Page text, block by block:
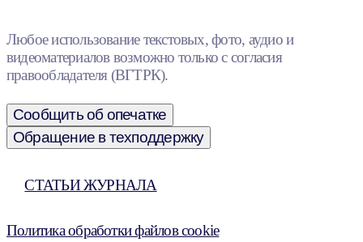
Любое использование текстовых, фото, аудио и
видеоматериалов возможно только с согласия
правообладателя (ВГТРК).
Сообщить об опечатке
Обращение в техподдержку
СТАТЬИ ЖУРНАЛА
Политика обработки файлов cookie